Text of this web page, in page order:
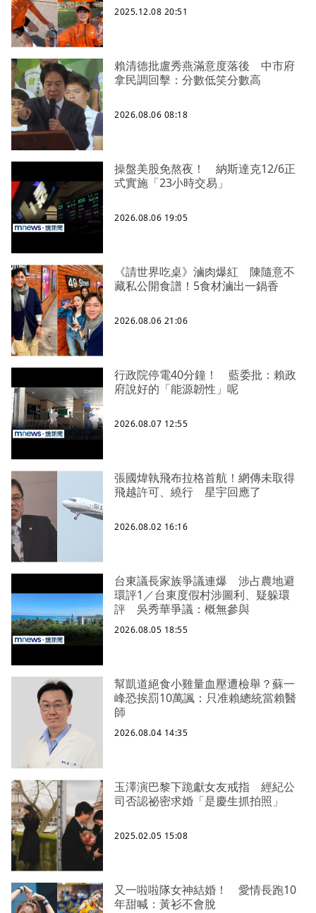
2025.12.08 20:51
賴清德批盧秀燕滿意度落後 中市府
拿民調回擊：分數低笑分數高
2026.08.06 08:18
操盤美股免熬夜！ 納斯達克12/6正
式實施「23小時交易」
2026.08.06 19:05
《請世界吃桌》滷肉爆紅 陳隨意不
藏私公開食譜！5食材滷出一鍋香
2026.08.06 21:06
行政院停電40分鐘！ 藍委批：賴政
府說好的「能源韌性」呢
2026.08.07 12:55
張國煒執飛布拉格首航！網傳未取得
飛越許可、繞行 星宇回應了
2026.08.02 16:16
台東議長家族爭議連爆 涉占農地避
環評1／台東度假村涉圖利、疑躲環
評 吳秀華爭議：概無參與
2026.08.05 18:55
幫凱道絕食小雞量血壓遭檢舉？蘇一
峰恐挨罰10萬諷：只准賴總統當賴醫
師
2026.08.04 14:35
玉澤演巴黎下跪獻女友戒指 經紀公
司否認祕密求婚「是慶生抓拍照」
2025.02.05 15:08
又一啦啦隊女神結婚！ 愛情長跑10
年甜喊：黃衫不會脫